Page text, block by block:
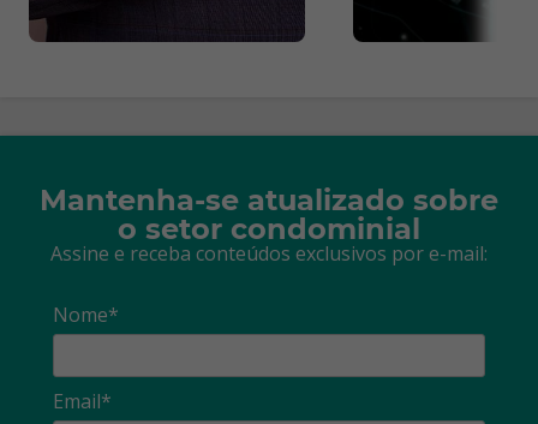
Mantenha-se atualizado sobre
o setor condominial
Assine e receba conteúdos exclusivos por e-mail:
Nome*
Email*